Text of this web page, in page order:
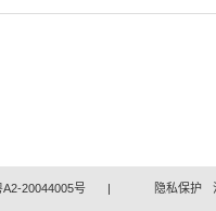
20044005号 | 隐私保护